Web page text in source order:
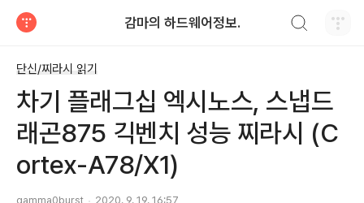
감마의 하드웨어정보.
단신/찌라시 읽기
차기 플래그십 엑시노스, 스냅드
래곤875 긱벤치 성능 찌라시 (C
ortex-A78/X1)
gamma0burst 2020. 9. 19. 16:57